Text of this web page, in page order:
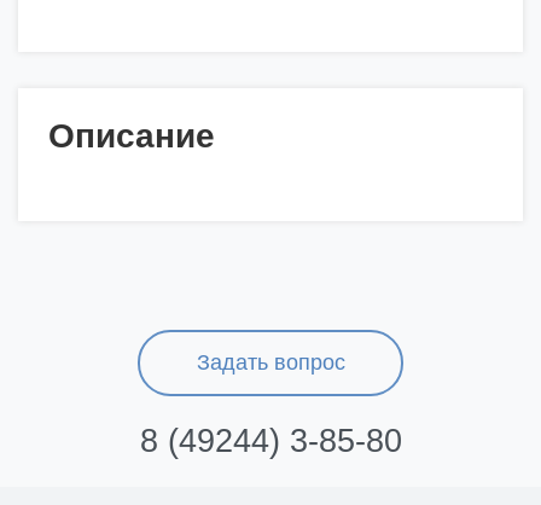
Описание
Задать вопрос
8 (49244) 3-85-80